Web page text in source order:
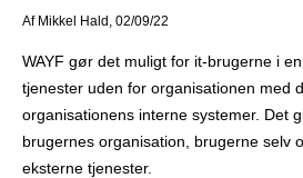
r
h
r
Af Mikkel Hald , 02/09/22
WAYF gør det muligt for it-brugerne i
tjenester uden for organisationen med
organisationens interne systemer. Det
brugernes organisation, brugerne selv
eksterne tjenester.